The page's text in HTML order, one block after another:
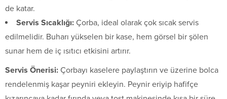
de katar.
Servis Sıcaklığı: Çorba, ideal olarak çok sıcak servis
edilmelidir. Buharı yükselen bir kase, hem görsel bir şölen
sunar hem de iç ısıtıcı etkisini artırır.
Servis Önerisi: Çorbayı kaselere paylaştırın ve üzerine bolca
rendelenmiş kaşar peyniri ekleyin. Peynir eriyip hafifçe